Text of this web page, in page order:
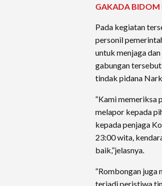
GAKADA
Pada kegiatan
personil
untuk menjaga
gabungan
tindak pidana
“Kami memeriksa
melapor kepada
kepada penjaga
23:00 wita,
baik,”jelasnya.
“Rombongan juga
terjadi peristiwa